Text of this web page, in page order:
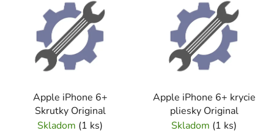
Apple iPhone 6+
Skrutky Original
Skladom (1 ks)
Apple iPhone 6+ krycie
pliesky Original
Skladom (1 ks)